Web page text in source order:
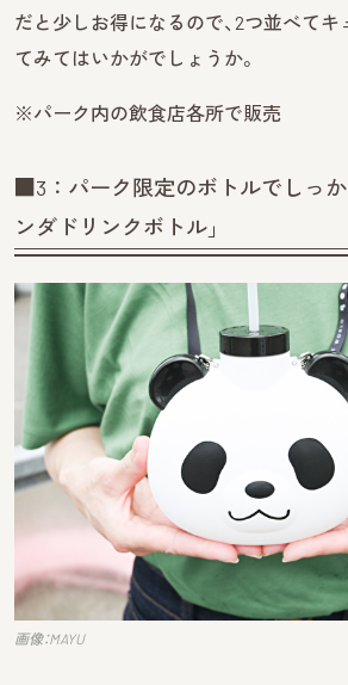
だと少しお得になるので、2つ並べて
てみてはいかがでしょうか。
※パーク内の飲食店各所で販売
■3：パーク限定のボトルでしっ
ンダドリンクボトル」
画像：MAYU